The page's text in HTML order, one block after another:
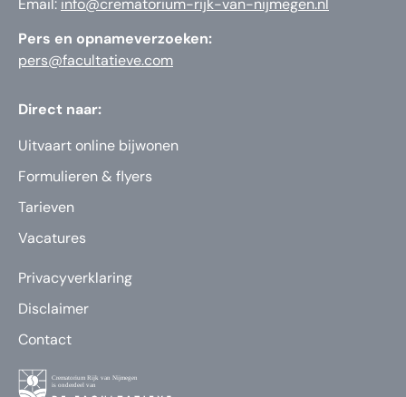
Pers en opnameverzoeken:
pers@facultatieve.com
Direct naar:
Uitvaart online bijwonen
Formulieren & flyers
Tarieven
Vacatures
Privacyverklaring
Disclaimer
Contact